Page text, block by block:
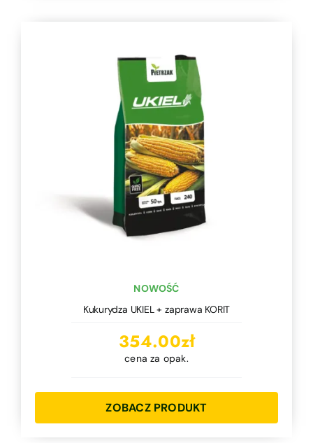
NOWOŚĆ
Kukurydza UKIEL + zaprawa KORIT
354.00zł
cena za opak.
ZOBACZ PRODUKT